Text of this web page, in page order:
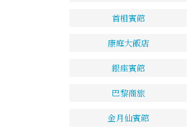
首相賓館
康庭大飯店
銀座賓館
巴黎商旅
金月仙賓館